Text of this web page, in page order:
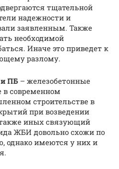
тщательной
надежности и
заявленным. Также
необходимой
Иначе это приведет к
разлому.
ПБ – железобетонные
в современном
строительстве в
при возведении
иных связующий
ЖБИ довольно схожи по
однако имеются у них и